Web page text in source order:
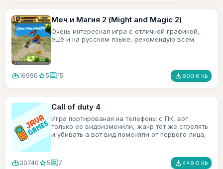
Меч и Магия 2 (Might and Magic 2)
Очень интересная игра с отличной графикой,
ещё и на русском языке, рекомендую всем.
cloud_download16990 star5comment15 file_download 600.6 Kb
Call of duty 4
Игра портированая на телефоны с ПК, вот
только ее видоизменили, жанр тот же стрелять
и убивать а вот вид поменяли от первого лица,
cloud_download30740 star5comment7 file_download 449.0 Kb